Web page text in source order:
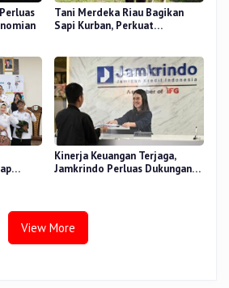
Tani Merdeka Riau Bagikan
Sapi Kurban, Perkuat
Kinerja Keuangan Terjaga,
Jamkrindo Perluas Dukungan
View More